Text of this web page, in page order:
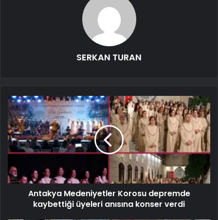
SERKAN TURAN
Antakya Medeniyetler Korosu depremde
kaybettiği üyeleri anısına konser verdi